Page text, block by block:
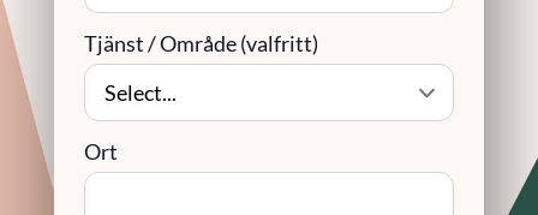
Tjänst / Område (valfritt)
Ort